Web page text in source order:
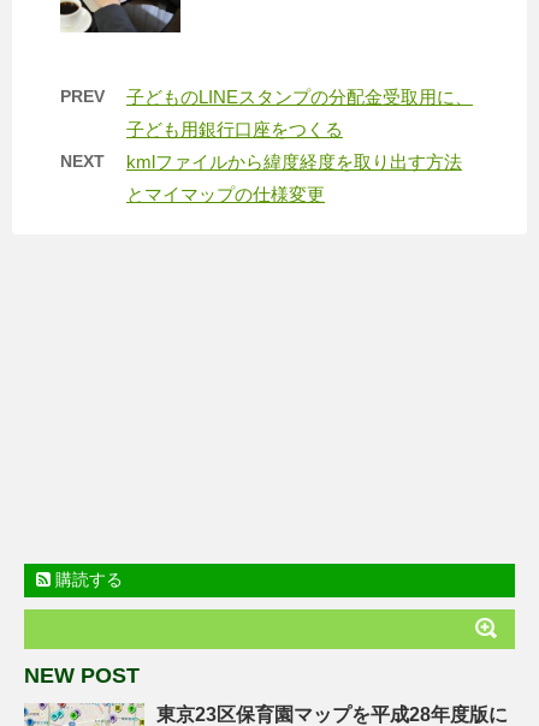
PREV
子どものLINEスタンプの分配金受取用に、
子ども用銀行口座をつくる
NEXT
kmlファイルから緯度経度を取り出す方法
とマイマップの仕様変更
購読する
NEW POST
東京23区保育園マップを平成28年度版に